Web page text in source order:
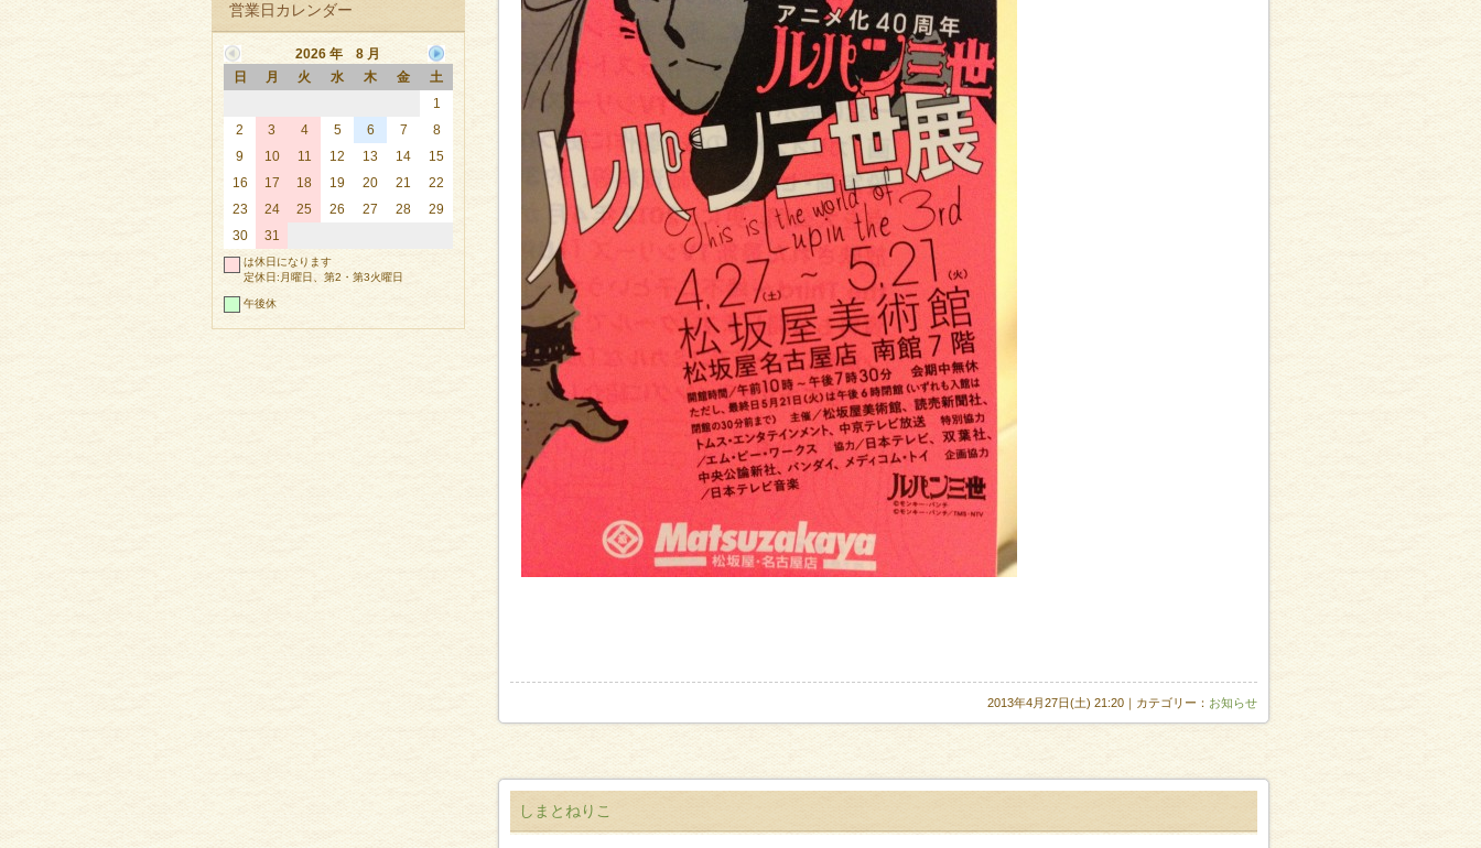
2013年4月27日(土) 21:20｜カテゴリー： お知らせ
しまとねりこ
営業日カレンダー
2026 年 8 月
日
月 火 水 木 金
土
1
2
3 4 5 6 7
8
9
10 11 12 13 14
15
16
17 18 19 20 21
22
23
24 25 26 27 28
29
30
31
は休日になります
定休日:月曜日、第2・第3火曜日
午後休